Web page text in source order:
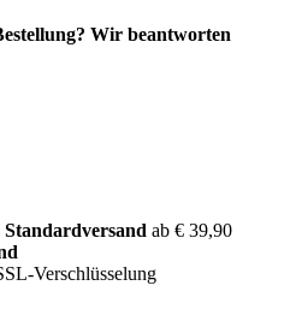
Wir beantworten
ab € 39,90
Verschlüsselung